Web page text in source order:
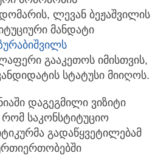
ლევან ბეჟაშვილის
მანდატი
გააკეთოს იმისთვის,
სტატუსი მიიღოს.
დაგეგმილი ვიზიტი
რომ საკონსტიტუციო
გადაწყვეტილებამ